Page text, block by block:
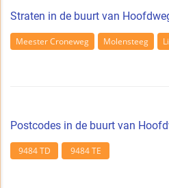
Straten in de buurt van
Meester Croneweg Molensteeg
Postcodes in de buurt van
9484 TD 9484 TE